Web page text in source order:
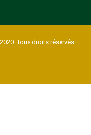
Tous droits réservés.